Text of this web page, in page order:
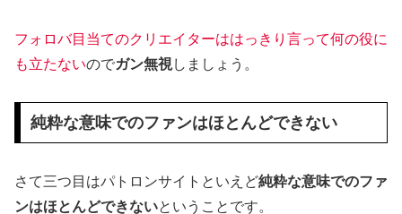
フォロバ目当てのクリエイターははっきり言って何の役に
も立たないのでガン無視しましょう。
純粋な意味でのファンはほとんどできない
さて三つ目はパトロンサイトといえど純粋な意味でのファ
ンはほとんどできないということです。